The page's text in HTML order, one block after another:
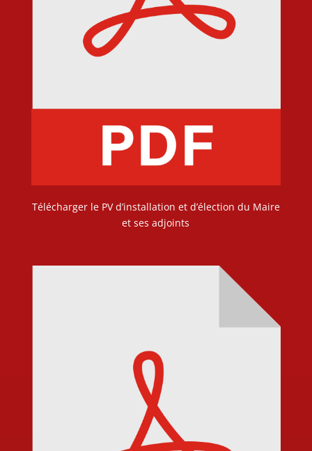
Télécharger le PV d’installation et d’élection du Maire
et ses adjoints